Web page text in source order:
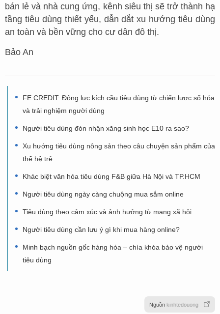
bán lẻ và nhà cung ứng, kênh siêu thị sẽ trở thành hạ
tầng tiêu dùng thiết yếu, dẫn dắt xu hướng tiêu dùng
an toàn và bền vững cho cư dân đô thị.
Bảo An
FE CREDIT: Động lực kích cầu tiêu dùng từ chiến lược số hóa
và trải nghiệm người dùng
Người tiêu dùng đón nhận xăng sinh học E10 ra sao?
Xu hướng tiêu dùng nông sản theo câu chuyện sản phẩm của
thế hệ trẻ
Khác biệt văn hóa tiêu dùng F&B giữa Hà Nội và TP.HCM
Người tiêu dùng ngày càng chuộng mua sắm online
Tiêu dùng theo cảm xúc và ảnh hưởng từ mạng xã hội
Người tiêu dùng cần lưu ý gì khi mua hàng online?
Minh bạch nguồn gốc hàng hóa – chìa khóa bảo vệ người
tiêu dùng
Nguồn kinhtedouong